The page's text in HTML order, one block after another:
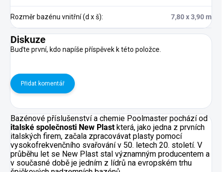
Rozměr bazénu vnitřní (d x š): 7,80 x 3,90 m
Diskuze
Buďte první, kdo napíše příspěvek k této položce.
Přidat komentář
Bazénové příslušenství a chemie Poolmaster pochází od
italské společnosti New Plastkterá, jako jedna z prvních
italských firem, začala zpracovávat plasty pomocí
vysokofrekvenčního svařování v 50. letech 20. století. V
průběhu let se New Plast stal významným producentem a
v současné době je jedním z lídrů na evropském trhu